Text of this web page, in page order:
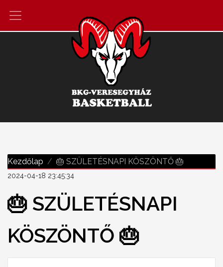
Kezdőlap 🎂 SZÜLETÉSNAPI KÖSZÖNTŐ 🎂
2024-04-18 23:45:34
🎂 SZÜLETÉSNAPI
KÖSZÖNTŐ 🎂